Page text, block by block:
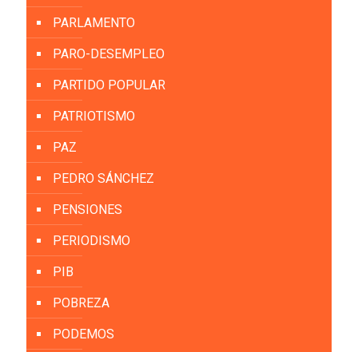
PARLAMENTO
PARO-DESEMPLEO
PARTIDO POPULAR
PATRIOTISMO
PAZ
PEDRO SÁNCHEZ
PENSIONES
PERIODISMO
PIB
POBREZA
PODEMOS